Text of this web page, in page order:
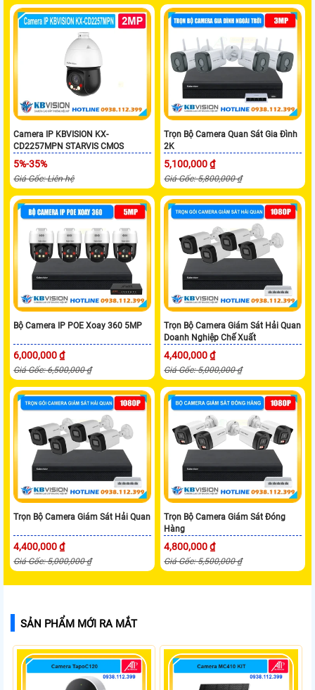
Camera IP KBVISION KX-
CD2257MPN STARVIS CMOS
5%-35%
Giá Gốc: Liên hệ
Trọn Bộ Camera Quan Sát Gia Đình
2K
5,100,000 ₫
Giá Gốc: 5,800,000 ₫
Bộ Camera IP POE Xoay 360 5MP
6,000,000 ₫
Giá Gốc: 6,500,000 ₫
Trọn Bộ Camera Giám Sát Hải Quan
Doanh Nghiệp Chế Xuất
4,400,000 ₫
Giá Gốc: 5,000,000 ₫
Trọn Bộ Camera Giám Sát Hải Quan
4,400,000 ₫
Giá Gốc: 5,000,000 ₫
Trọn Bộ Camera Giám Sát Đóng
Hàng
4,800,000 ₫
Giá Gốc: 5,500,000 ₫
SẢN PHẨM MỚI RA MẮT